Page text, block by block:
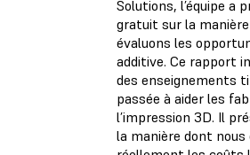
Solutions, l’équipe a
gratuit sur la
évaluons les
additive. Ce rapport
des enseignements
passée à aider les
l’impression 3D. Il
la manière dont nous